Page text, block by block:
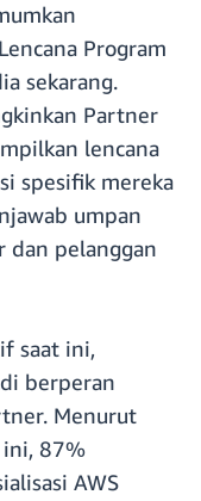
Program
sekarang.
Partner
lencana
spesifik mereka
umpan
dan pelanggan
saat ini,
berperan
Menurut
ini, 87%
AWS